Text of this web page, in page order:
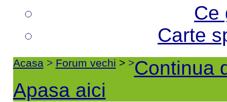
Ce
Carte
Acasa> Forum vechi > >Continua
Apasa aici